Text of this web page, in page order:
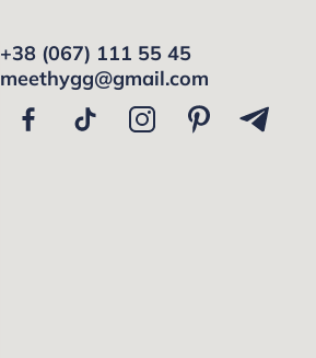
+38 (067) 111 55 45
meethygg@gmail.com